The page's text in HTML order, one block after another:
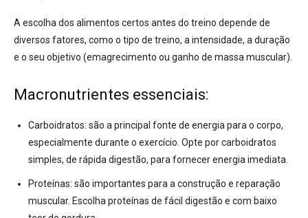
A escolha dos alimentos certos antes do treino depende de
diversos fatores, como o tipo de treino, a intensidade, a duração
e o seu objetivo (emagrecimento ou ganho de massa muscular).
Macronutrientes essenciais:
Carboidratos: são a principal fonte de energia para o corpo,
especialmente durante o exercício. Opte por carboidratos
simples, de rápida digestão, para fornecer energia imediata.
Proteínas: são importantes para a construção e reparação
muscular. Escolha proteínas de fácil digestão e com baixo